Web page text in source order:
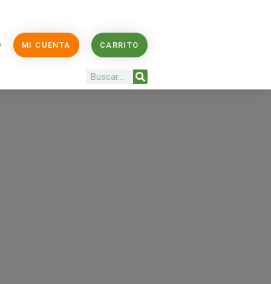
MI CUENTA CARRITO
Buscar